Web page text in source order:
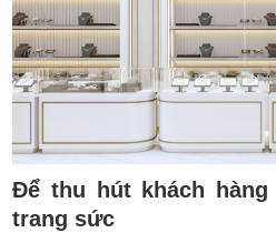
Để thu hút khách
trang sức